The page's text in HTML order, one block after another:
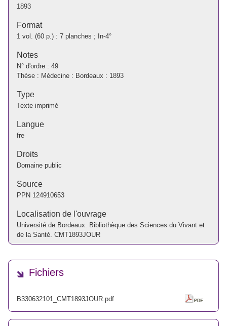
1893
Format
1 vol. (60 p.) : 7 planches ; In-4°
Notes
N° d'ordre : 49
Thèse : Médecine : Bordeaux : 1893
Type
Texte imprimé
Langue
fre
Droits
Domaine public
Source
PPN 124910653
Localisation de l'ouvrage
Université de Bordeaux. Bibliothèque des Sciences du Vivant et
de la Santé. CMT1893JOUR
Fichiers
B330632101_CMT1893JOUR.pdf